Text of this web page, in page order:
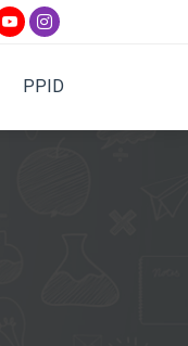
PPID